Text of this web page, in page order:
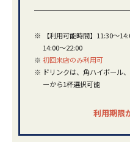
※
【利用可能時間】11:30～
14:00～22:00
※ 初回来店のみ利用可
※ ドリンクは、角ハイボール
ーから1杯選択可能
利用期限